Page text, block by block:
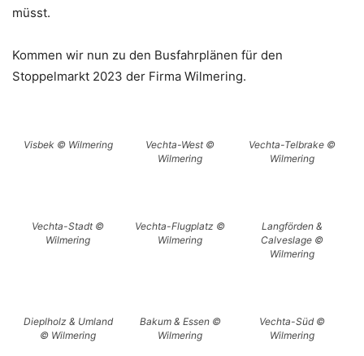
müsst.
Kommen wir nun zu den Busfahrplänen für den
Stoppelmarkt 2023 der Firma Wilmering.
Visbek © Wilmering
Vechta-West ©
Wilmering
Vechta-Telbrake ©
Wilmering
Vechta-Stadt ©
Wilmering
Vechta-Flugplatz ©
Wilmering
Langförden &
Calveslage ©
Wilmering
Dieplholz & Umland
© Wilmering
Bakum & Essen ©
Wilmering
Vechta-Süd ©
Wilmering